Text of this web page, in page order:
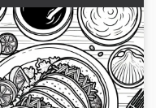
plat principal
colorier gratuite
image à colorier
délicieux tacos en plat